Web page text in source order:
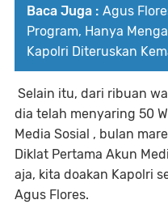
Baca Juga : Agus
Program, Hanya
Kapolri Diteruskan
Selain itu, dari ribuan
dia telah menyaring 50
Media Sosial , bulan
Diklat Pertama Akun
aja, kita doakan Kapolri
Agus Flores.